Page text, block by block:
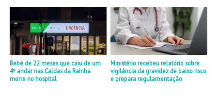
Bebé de 22 meses que caiu de um
4º andar nas Caldas da Rainha
morre no hospital
Ministério recebeu relatório sobre
vigilância da gravidez de baixo risco
e prepara regulamentação